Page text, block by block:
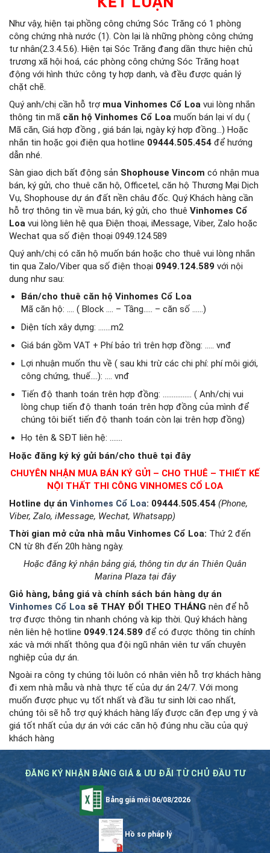
Như vậy, hiện tại phồng công chứng Sóc Trăng có 1 phòng
công chứng nhà nước (1). Còn lại là những phòng công chứng
tư nhân(2.3.4.5.6). Hiện tại Sóc Trăng đang dần thực hiện chủ
trương xã hội hoá, các phòng công chứng Sóc Trăng hoạt
động với hình thức công ty hợp danh, và đều được quản lý
chặt chẽ.
Quý anh/chị cần hỗ trợ mua Vinhomes Cổ Loa vui lòng nhắn
thông tin mã căn hộ Vinhomes Cổ Loa muốn bán lại ví dụ (
Mã căn, Giá hợp đồng , giá bán lại, ngày ký hợp đồng…) Hoặc
nhắn tin hoặc gọi điện qua hotline 09444.505.454 để hướng
dẫn nhé.
Sàn giao dịch bất động sản Shophouse Vincom có nhận mua
bán, ký gửi, cho thuê căn hộ, Officetel, căn hộ Thương Mại Dịch
Vụ, Shophouse dự án đất nền châu đốc. Quý Khách hàng cần
hỗ trợ thông tin về mua bán, ký gửi, cho thuê Vinhomes Cổ
Loa vui lòng liên hệ qua Điện thoại, iMessage, Viber, Zalo hoặc
Wechat qua số điện thoại 0949.124.589
Quý anh/chị có căn hộ muốn bán hoặc cho thuê vui lòng nhắn
tin qua Zalo/Viber qua số điện thoại 0949.124.589 với nội
dung như sau:
Bán/cho thuê căn hộ Vinhomes Cổ Loa
Mã căn hộ: …. ( Block …. – Tầng….. – căn số ……)
Diện tích xây dựng: …….m2
Giá bán gồm VAT + Phí bảo trì trên hợp đồng: ….. vnđ
Lợi nhuận muốn thu về ( sau khi trừ các chi phí: phí môi giới,
công chứng, thuế….): …. vnđ
Tiến độ thanh toán trên hợp đồng: ……………. ( Anh/chị vui
lòng chụp tiến độ thanh toán trên hợp đồng của mình để
chúng tôi biết tiến độ thanh toán còn lại trên hợp đồng)
Họ tên & SĐT liên hệ: …….
Hoặc đăng ký ký gửi bán/cho thuê tại đây
CHUYÊN NHẬN MUA BÁN KÝ GỬI – CHO THUÊ – THIẾT KẾ
NỘI THẤT THI CÔNG VINHOMES CỔ LOA
Hotline dự án Vinhomes Cổ Loa: 09444.505.454 (Phone,
Viber, Zalo, iMessage, Wechat, Whatsapp)
Thời gian mở cửa nhà mẫu Vinhomes Cổ Loa: Thứ 2 đến
CN từ 8h đến 20h hàng ngày.
Hoặc đăng ký nhận bảng giá, thông tin dự án Thiên Quân
Marina Plaza tại đây
Giỏ hàng, bảng giá và chính sách bán hàng dự án
Vinhomes Cổ Loa sẽ THAY ĐỔI THEO THÁNG nên để hỗ
trợ được thông tin nhanh chóng và kịp thời. Quý khách hàng
nên liên hệ hotline 0949.124.589 để có được thông tin chính
xác và mới nhất thông qua đội ngũ nhân viên tư vấn chuyên
nghiệp của dự án.
Ngoài ra công ty chúng tôi luôn có nhân viên hỗ trợ khách hàng
đi xem nhà mẫu và nhà thực tế của dự án 24/7. Với mong
muốn được phục vụ tốt nhất và đầu tư sinh lời cao nhất,
chúng tôi sẽ hỗ trợ quý khách hàng lấy được căn đẹp ưng ý và
giá tốt nhất của dự án với các căn hộ đúng nhu cầu của quý
khách hàng
ĐĂNG KÝ NHẬN BẢNG GIÁ & ƯU ĐÃI TỪ CHỦ ĐẦU TƯ
Bảng giá mới 06/08/2026
Hồ sơ pháp lý